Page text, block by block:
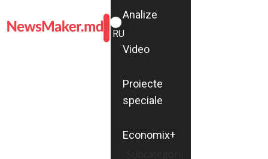
ROMÂNĂ
RU
Analize
Video
Proiecte
speciale
Economix+